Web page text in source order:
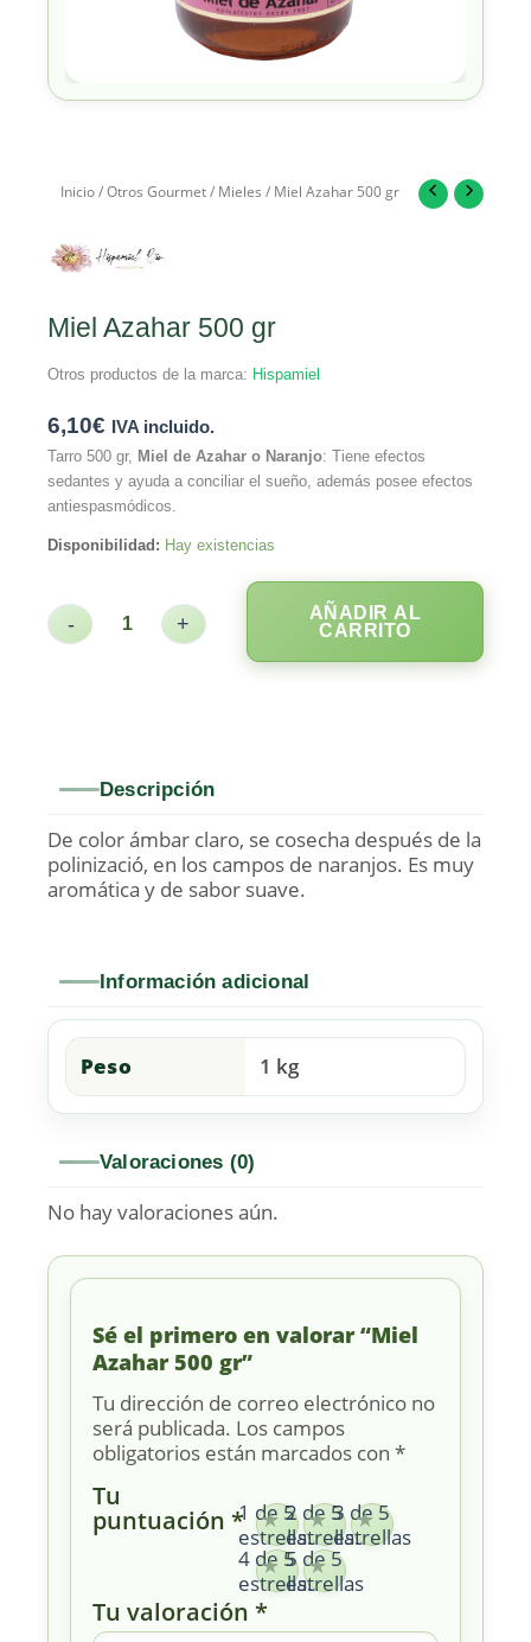
Inicio/Otros Gourmet/ Mieles / Miel Azahar 500 gr
Miel Azahar 500 gr
Otros productos de la marca: Hispamiel
6,10€ IVA incluido.
Tarro 500 gr, Miel de Azahar o Naranjo: Tiene efectos
sedantes y ayuda a conciliar el sueño, además posee efectos
antiespasmódicos.
Disponibilidad: Hay existencias
- +
AÑADIR AL
CARRITO
Descripción
De color ámbar claro, se cosecha después de la
polinizació, en los campos de naranjos. Es muy
aromática y de sabor suave.
Información adicional
Peso 1 kg
Valoraciones (0)
No hay valoraciones aún.
Sé el primero en valorar “Miel
Azahar 500 gr”
Tu dirección de correo electrónico no
será publicada. Los campos
obligatorios están marcados con *
Tu
puntuación *1 de 5
estrellas
2 de 5
estrellas
3 de 5
estrellas
4 de 5
estrellas
5 de 5
estrellas
Tu valoración *